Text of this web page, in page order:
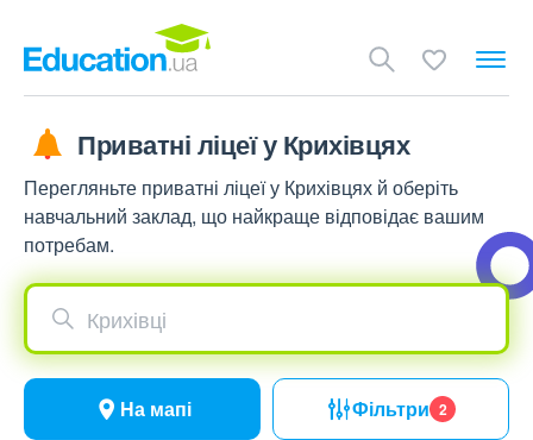
Приватні ліцеї у Крихівцях
Перегляньте приватні ліцеї у Крихівцях й оберіть
навчальний заклад, що найкраще відповідає вашим
потребам.
Крихівці
На мапі Фільтри 2